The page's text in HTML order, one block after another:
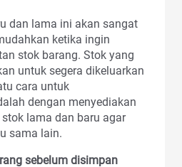
dan lama ini akan sangat
ketika ingin
stok barang. Stok yang
untuk segera dikeluarkan
cara untuk
dengan menyediakan
lama dan baru agar
sama lain.
sebelum disimpan